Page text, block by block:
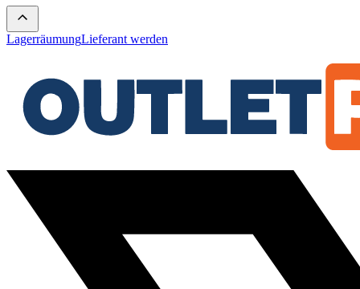
LagerräumungLieferant werden